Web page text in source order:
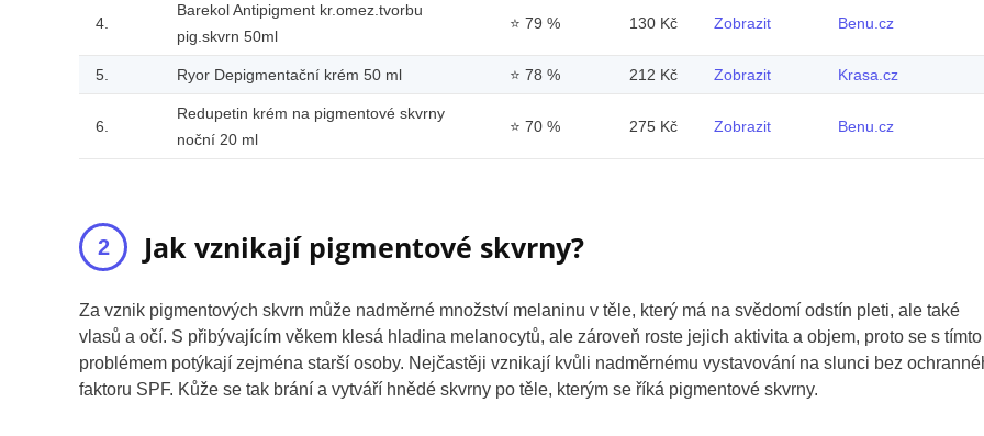
4.
Barekol Antipigment kr.omez.tvorbu
pig.skvrn 50ml
⭐ 79 % 130 Kč Zobrazit Benu.cz
5. Ryor Depigmentační krém 50 ml ⭐ 78 % 212 Kč Zobrazit Krasa.cz
6.
Redupetin krém na pigmentové skvrny
noční 20 ml
⭐ 70 % 275 Kč Zobrazit Benu.cz
Jak vznikají pigmentové skvrny?
Za vznik pigmentových skvrn může nadměrné množství melaninu v těle, který má na svědomí odstín pleti, ale také
vlasů a očí. S přibývajícím věkem klesá hladina melanocytů, ale zároveň roste jejich aktivita a objem, proto se s tímto
problémem potýkají zejména starší osoby. Nejčastěji vznikají kvůli nadměrnému vystavování na slunci bez
faktoru SPF. Kůže se tak brání a vytváří hnědé skvrny po těle, kterým se říká pigmentové skvrny.